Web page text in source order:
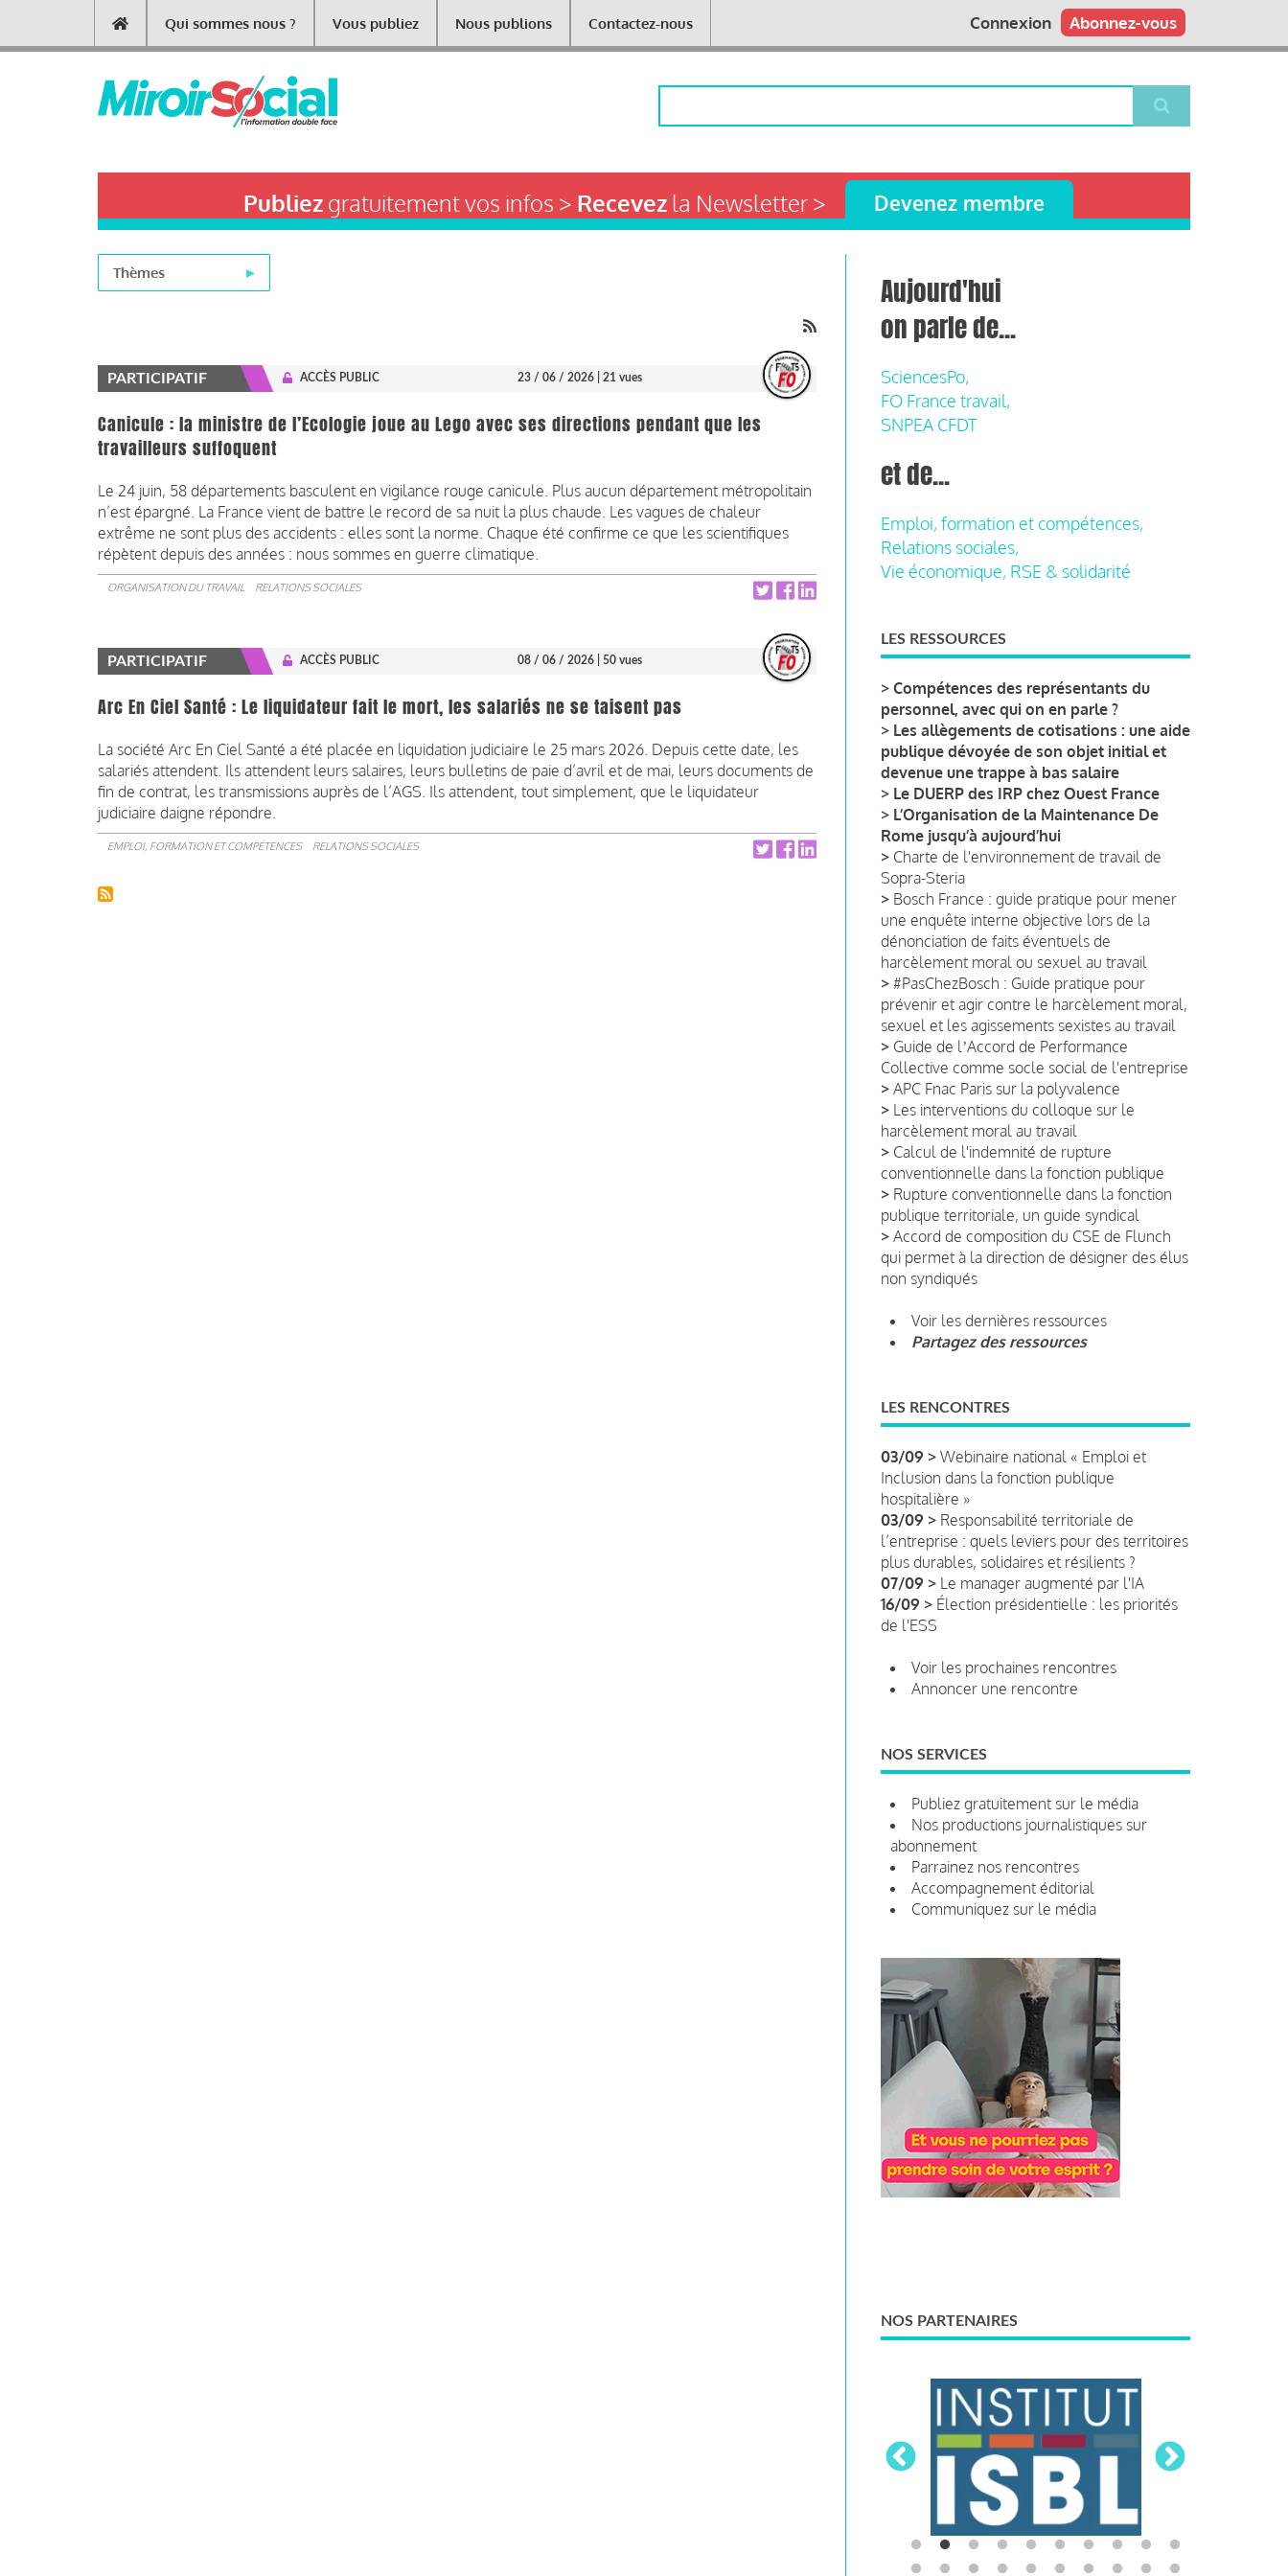
contenu
Main
navigation
Qui sommes nous ? Vous publiez Nous publions Contactez-nous Abonnez-vous
Connexion
Publiezgratuitement vos infos > Recevezla Newsletter > Devenez membre
Thèmes
PARTICIPATIF ACCÈS PUBLIC 23 / 06 / 2026 | 21 vues
Canicule : la ministre de l’Ecologie joue au Lego avec ses directions pendant que les
travailleurs suffoquent
Le 24 juin, 58 départements basculent en vigilance rouge canicule. Plus aucun département métropolitain
n’est épargné. La France vient de battre le record de sa nuit la plus chaude. Les vagues de chaleur
extrême ne sont plus des accidents : elles sont la norme. Chaque été confirme ce que les scientifiques
répètent depuis des années : nous sommes en guerre climatique.
ORGANISATION DU TRAVAIL RELATIONS SOCIALES
PARTICIPATIF ACCÈS PUBLIC 08 / 06 / 2026 | 50 vues
Arc En Ciel Santé : Le liquidateur fait le mort, les salariés ne se taisent pas
La société Arc En Ciel Santé a été placée en liquidation judiciaire le 25 mars 2026. Depuis cette date, les
salariés attendent. Ils attendent leurs salaires, leurs bulletins de paie d’avril et de mai, leurs documents de
fin de contrat, les transmissions auprès de l’AGS. Ils attendent, tout simplement, que le liquidateur
judiciaire daigne répondre.
EMPLOI, FORMATION ET COMPÉTENCES RELATIONS SOCIALES
Aujourd'hui
on parle de...
SciencesPo,
FO France travail,
SNPEA CFDT
et de...
Emploi, formation et compétences,
Relations sociales,
Vie économique, RSE & solidarité
LES RESSOURCES
> Compétences des représentants du
personnel, avec qui on en parle ?
> Les allègements de cotisations : une aide
publique dévoyée de son objet initial et
devenue une trappe à bas salaire
> Le DUERP des IRP chez Ouest France
> L’Organisation de la Maintenance De
Rome jusqu’à aujourd’hui
> Charte de l'environnement de travail de
Sopra-Steria
> Bosch France : guide pratique pour mener
une enquête interne objective lors de la
dénonciation de faits éventuels de
harcèlement moral ou sexuel au travail
> #PasChezBosch : Guide pratique pour
prévenir et agir contre le harcèlement moral,
sexuel et les agissements sexistes au travail
> Guide de lʼAccord de Performance
Collective comme socle social de l'entreprise
> APC Fnac Paris sur la polyvalence
> Les interventions du colloque sur le
harcèlement moral au travail
> Calcul de l'indemnité de rupture
conventionnelle dans la fonction publique
> Rupture conventionnelle dans la fonction
publique territoriale, un guide syndical
> Accord de composition du CSE de Flunch
qui permet à la direction de désigner des élus
non syndiqués
Voir les dernières ressources
Partagez des ressources
LES RENCONTRES
03/09 > Webinaire national « Emploi et
Inclusion dans la fonction publique
hospitalière »
03/09 > Responsabilité territoriale de
l’entreprise : quels leviers pour des territoires
plus durables, solidaires et résilients ?
07/09 > Le manager augmenté par l'IA
16/09 > Élection présidentielle : les priorités
de l'ESS
Voir les prochaines rencontres
Annoncer une rencontre
NOS SERVICES
Publiez gratuitement sur le média
Nos productions journalistiques sur
abonnement
Parrainez nos rencontres
Accompagnement éditorial
Communiquez sur le média
NOS PARTENAIRES